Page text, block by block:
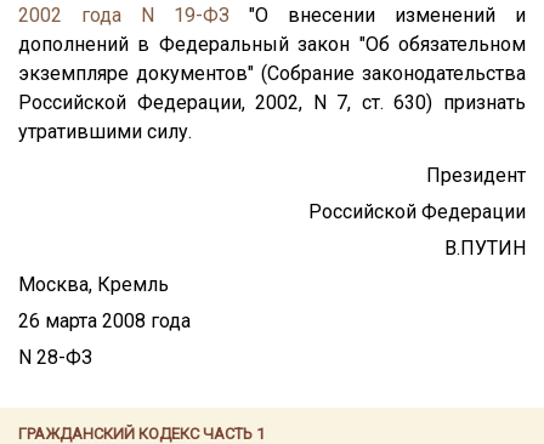
ГРАЖДАНСКИЙ КОДЕКС ЧАСТЬ 1
2002 года N 19-ФЗ "О внесении изменений и
дополнений в Федеральный закон "Об обязательном
экземпляре документов" (Собрание законодательства
Российской Федерации, 2002, N 7, ст. 630) признать
утратившими силу.
Президент
Российской Федерации
В.ПУТИН
Москва, Кремль
26 марта 2008 года
N 28-ФЗ